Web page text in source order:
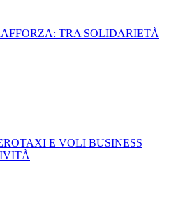
TRA SOLIDARIETÀ
E VOLI BUSINESS